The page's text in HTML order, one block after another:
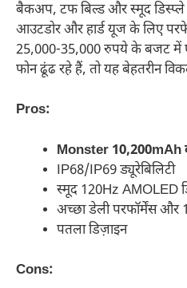
बैकअप, टफ बिल्ड और स्मूद डिस्प्ले
आउटडोर और हार्ड यूज के लिए
25,000-35,000 रुपये के बजट
फोन ढूंढ रहे हैं, तो यह बेहतरीन
Pros:
Monster 10,200mAh
IP68/IP69 ड्यूरेबिलिटी
स्मूद 120Hz AMOLED
अच्छा डेली परफॉर्मेंस और
पतला डिज़ाइन
Cons: